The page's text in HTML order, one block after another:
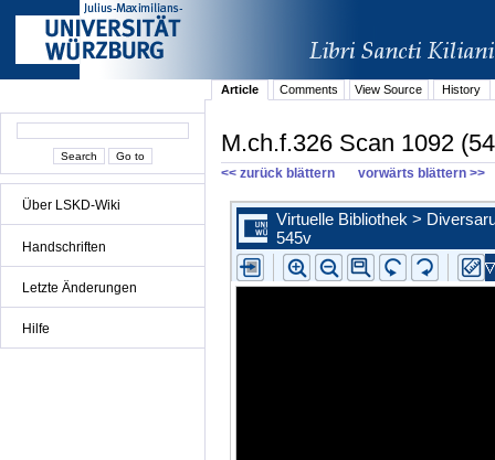
Über LSKD-Wiki
Handschriften
Letzte Änderungen
Hilfe
Article Comments View Source History
M.ch.f.326 Scan 1092
<< zurück blättern vorwärts blättern >>